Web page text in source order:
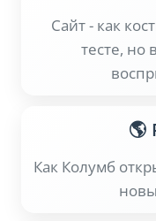
Сайт - как
тесте, но
🌎
Как Колумб